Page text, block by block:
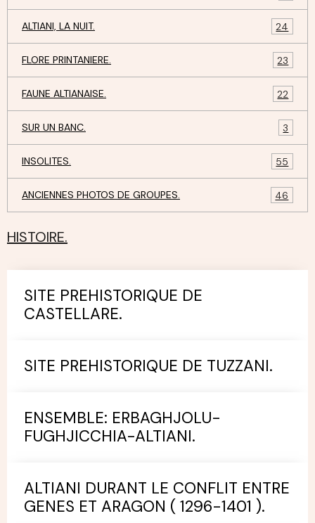
ALTIANI, LA NUIT. 24
FLORE PRINTANIERE. 23
FAUNE ALTIANAISE. 22
SUR UN BANC. 3
INSOLITES. 55
ANCIENNES PHOTOS DE GROUPES. 46
HISTOIRE.
SITE PREHISTORIQUE DE
CASTELLARE.
SITE PREHISTORIQUE DE TUZZANI.
ENSEMBLE: ERBAGHJOLU-
FUGHJICCHIA-ALTIANI.
ALTIANI DURANT LE CONFLIT ENTRE
GENES ET ARAGON ( 1296-1401 ).